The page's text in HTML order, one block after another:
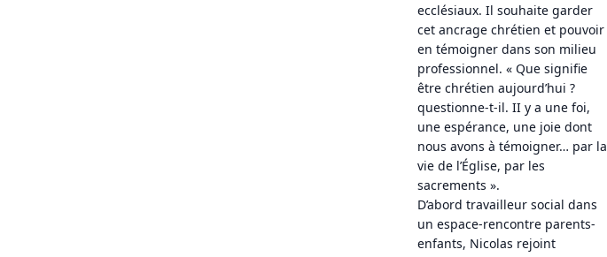
ecclésiaux. Il souhaite garder
cet ancrage chrétien et pouvoir
en témoigner dans son milieu
professionnel. « Que signifie
être chrétien aujourd’hui ?
questionne-t-il. II y a une foi,
une espérance, une joie dont
nous avons à témoigner… par la
vie de l’Église, par les
sacrements ».
D’abord travailleur social dans
un espace-rencontre parents-
enfants, Nicolas rejoint